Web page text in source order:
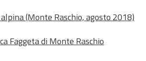
(Monte Raschio, agosto 2018)
Faggeta di Monte Raschio